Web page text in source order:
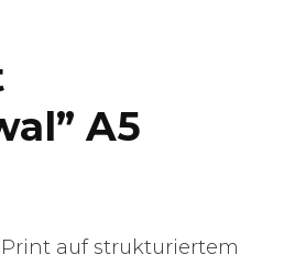
A5
auf strukturiertem